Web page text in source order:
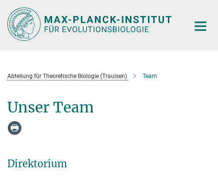
Hauptinhalt
Abteilung für Theoretische Biologie (Traulsen) Team
Unser Team
Direktorium